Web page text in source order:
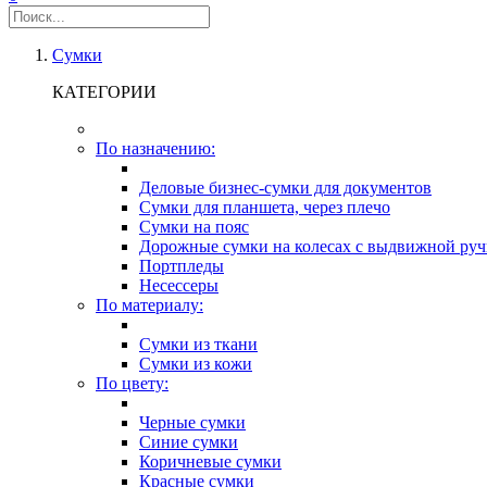
Сумки
КАТЕГОРИИ
По назначению:
Деловые бизнес-сумки для документов
Сумки для планшета, через плечо
Сумки на пояс
Дорожные сумки на колесах с выдвижной
Портпледы
Несессеры
По материалу:
Сумки из ткани
Сумки из кожи
По цвету:
Черные сумки
Синие сумки
Коричневые сумки
Красные сумки